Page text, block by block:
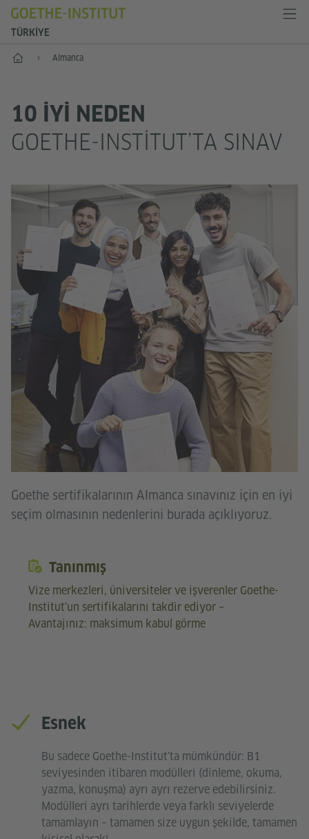
TÜRKIYE
Anasayfa Almanca
10 IYI NEDEN
GOETHE-INSTITUT’TA SINAV
Goethe sertifikalarının Almanca sınavınız için en iyi
seçim olmasının nedenlerini burada açıklıyoruz.
Tanınmış
Vize merkezleri, üniversiteler ve işverenler Goethe-
Institut'un sertifikalarını takdir ediyor –
Avantajınız: maksimum kabul görme
Esnek
Bu sadece Goethe-Institut'ta mümkündür: B1
seviyesinden itibaren modülleri (dinleme, okuma,
yazma, konuşma) ayrı ayrı rezerve edebilirsiniz.
Modülleri ayrı tarihlerde veya farklı seviyelerde
tamamlayın – tamamen size uygun şekilde, tamamen